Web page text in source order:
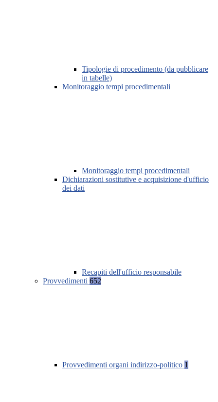
Tipologie di procedimento (da pubblicare
in tabelle)
Monitoraggio tempi procedimentali
Monitoraggio tempi procedimentali
Dichiarazioni sostitutive e acquisizione d'ufficio
dei dati
Recapiti dell'ufficio responsabile
Provvedimenti 652
Provvedimenti organi indirizzo-politico 1